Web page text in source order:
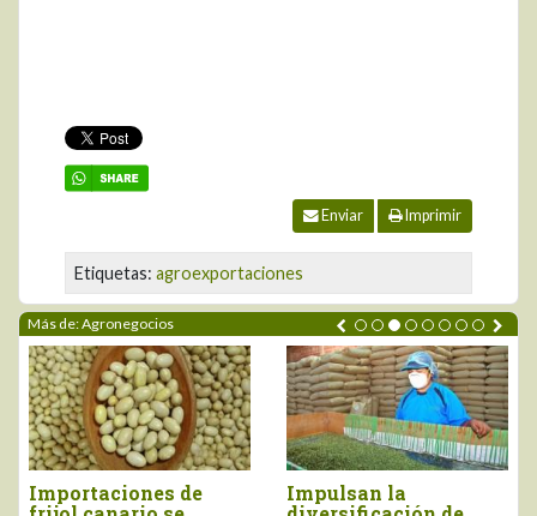
Enviar Imprimir
Etiquetas: agroexportaciones
Más de: Agronegocios
Perú importó vino por
Tres pilares para